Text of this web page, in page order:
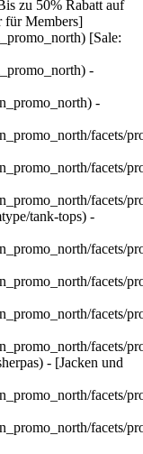
zu 50% Rabatt auf
für Members]
[Sale:
-
-
facets/
facets/
facets/
tank-tops) -
facets/
facets/
facets/
facets/
- [Jacken und
facets/
facets/